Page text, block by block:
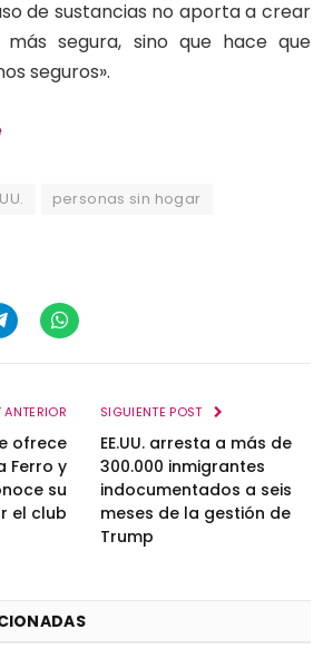
de sustancias no aporta a crear
más segura, sino que hace que
seguros».
personas sin hogar
WhatsApp
ANTERIOR
ofrece
Ferro y
su
el club
SIGUIENTE POST
EE.UU. arresta a más de
300.000 inmigrantes
indocumentados a seis
meses de la gestión de
Trump